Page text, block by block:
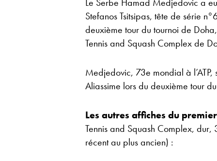
Stefanos Tsitsipas, tête de série
deuxième tour du tournoi de
Tennis and Squash Complex de
Medjedovic, 73e mondial à
Aliassime lors du deuxième tour
Les autres affiches du
Tennis and Squash Complex, dur,
récent au plus ancien) :